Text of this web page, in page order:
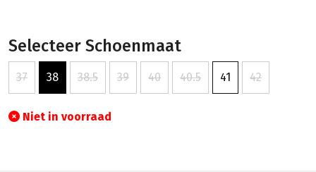
Selecteer Schoenmaat
37 38 38.5 39 40 40.5 41 42
Niet in voorraad